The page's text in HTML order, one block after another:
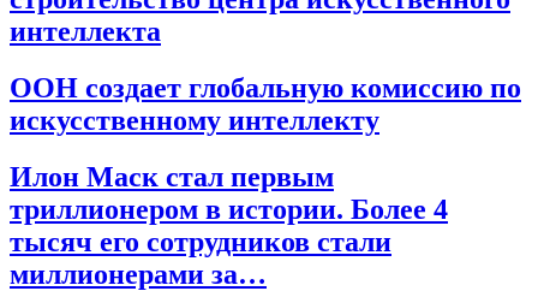
интеллекта
ООН создает глобальную комиссию по
искусственному интеллекту
Илон Маск стал первым
триллионером в истории. Более 4
тысяч его сотрудников стали
миллионерами за…